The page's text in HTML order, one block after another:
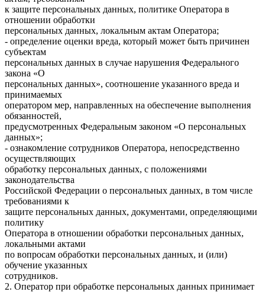
к защите персональных данных, политике Оператора в
отношении обработки
персональных данных, локальным актам Оператора;
- определение оценки вреда, который может быть причинен
субъектам
персональных данных в случае нарушения Федерального
закона «О
персональных данных», соотношение указанного вреда и
принимаемых
оператором мер, направленных на обеспечение выполнения
обязанностей,
предусмотренных Федеральным законом «О персональных
данных»;
- ознакомление сотрудников Оператора, непосредственно
осуществляющих
обработку персональных данных, с положениями
законодательства
Российской Федерации о персональных данных, в том числе
требованиями к
защите персональных данных, документами, определяющими
политику
Оператора в отношении обработки персональных данных,
локальными актами
по вопросам обработки персональных данных, и (или)
обучение указанных
сотрудников.
2. Оператор при обработке персональных данных принимает